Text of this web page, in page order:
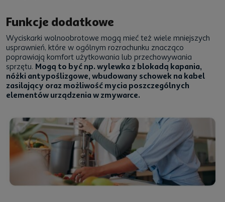
Funkcje dodatkowe
Wyciskarki wolnoobrotowe mogą mieć też wiele mniejszych
usprawnień, które w ogólnym rozrachunku znacząco
poprawiają komfort użytkowania lub przechowywania
sprzętu. Mogą to być np. wylewka z blokadą kapania,
nóżki antypoślizgowe, wbudowany schowek na kabel
zasilający oraz możliwość mycia poszczególnych
elementów urządzenia w zmywarce.